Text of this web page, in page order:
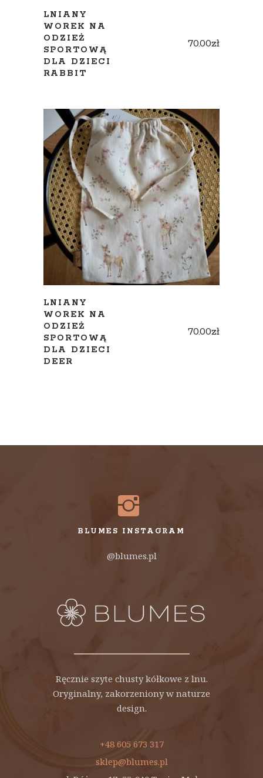
LNIANY
WOREK NA
ODZIEŻ
SPORTOWĄ
DLA DZIECI
RABBIT
70.00zł
ADD TO CART
LNIANY
WOREK NA
ODZIEŻ
SPORTOWĄ
DLA DZIECI
DEER
70.00zł
BLUMES INSTAGRAM
@blumes.pl
Ręcznie szyte chusty kółkowe z lnu.
Oryginalny, zakorzeniony w naturze
design.
+48 605 673 317
sklep@blumes.pl